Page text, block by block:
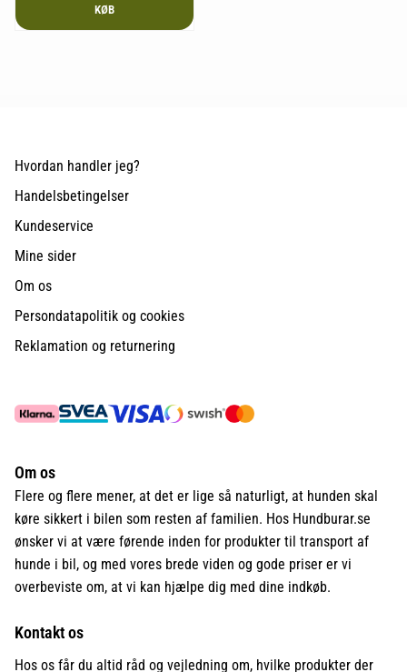
KØB
Hvordan handler jeg?
Handelsbetingelser
Kundeservice
Mine sider
Om os
Persondatapolitik og cookies
Reklamation og returnering
Om os
Flere og flere mener, at det er lige så naturligt, at hunden skal
køre sikkert i bilen som resten af familien. Hos Hundburar.se
ønsker vi at være førende inden for produkter til transport af
hunde i bil, og med vores brede viden og gode priser er vi
overbeviste om, at vi kan hjælpe dig med dine indkøb.
Kontakt os
Hos os får du altid råd og vejledning om, hvilke produkter der